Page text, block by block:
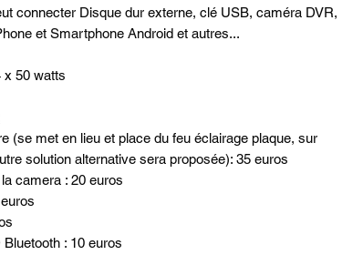
connecter Disque dur externe, clé USB, caméra DVR,
et Smartphone Android et autres...
x 50 watts
(se met en lieu et place du feu éclairage plaque, sur
solution alternative sera proposée): 35 euros
camera : 20 euros
: 10 euros